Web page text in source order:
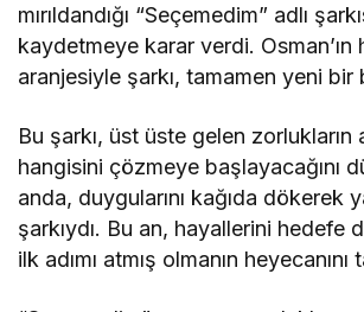
mırıldandığı “Seçemedim” adlı
kaydetmeye karar verdi. Osman’ın
aranjesiyle şarkı, tamamen yeni bir
Bu şarkı, üst üste gelen zorlukların
hangisini çözmeye başlayacağını
anda, duygularını kağıda dökerek
şarkıydı. Bu an, hayallerini hedefe
ilk adımı atmış olmanın heyecanını